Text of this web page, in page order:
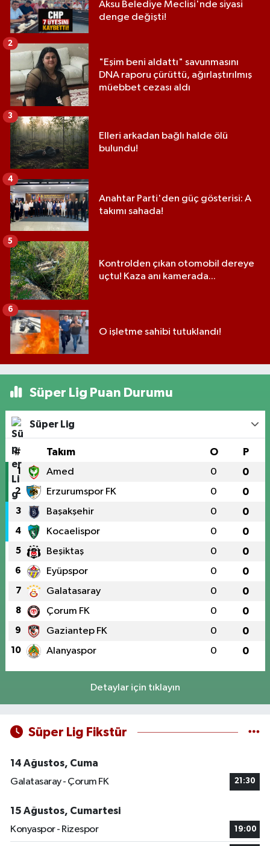
Aksu Belediye Meclisi'nde siyasi
denge değişti!
"Eşim beni aldattı" savunmasını
DNA raporu çürüttü, ağırlaştırılmış
müebbet cezası aldı
2
Elleri arkadan bağlı halde ölü
bulundu!
3
Anahtar Parti'den güç gösterisi: A
takımı sahada!
4
Kontrolden çıkan otomobil dereye
uçtu! Kaza anı kamerada...
5
O işletme sahibi tutuklandı!
6
Süper Lig Puan Durumu
Süper Lig
# Takım O P
1 Amed 0 0
2 Erzurumspor FK 0 0
3 Başakşehir 0 0
4 Kocaelispor 0 0
5 Beşiktaş 0 0
6 Eyüpspor 0 0
7 Galatasaray 0 0
8 Çorum FK 0 0
9 Gaziantep FK 0 0
10 Alanyaspor 0 0
Detaylar için tıklayın
Süper Lig Fikstür
14 Ağustos, Cuma
Galatasaray - Çorum FK
21:30
15 Ağustos, Cumartesi
Konyaspor - Rizespor
19:00